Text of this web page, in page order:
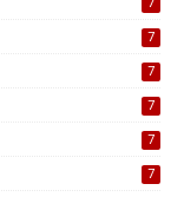
7
7
7
7
7